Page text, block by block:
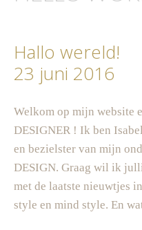
Hallo wereld!
23 juni 2016
Welkom op mijn website
DESIGNER ! Ik ben
en bezielster van mijn
DESIGN. Graag wil ik
met de laatste nieuwtjes
style en mind style. En